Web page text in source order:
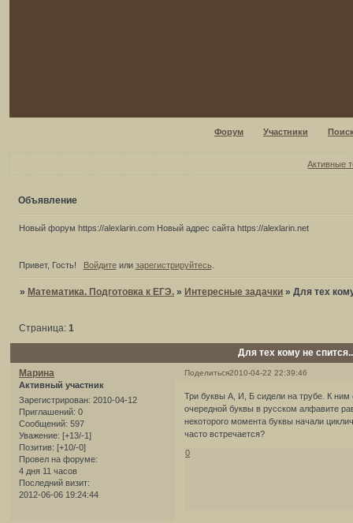
Форум Участники
Активные
Объявление
Новый форум https://alexlarin.com Новый адрес сайта https://alexlarin.net
Привет, Гость! Войдитеили зарегистрируйтесь.
»Математика. Подготовка к ЕГЭ. »Интересные задачки »Для тех
Для тех кому не
Страница: 1
Поделиться2010-04-22 22:39:46
Марина
Активный участник
Зарегистрирован: 2010-04-12
Приглашений: 0
Сообщений: 597
Уважение: [+13/-1]
Позитив: [+10/-0]
Провел на форуме:
4 дня 11 часов
Последний визит:
2012-06-06 19:24:44
Три буквы А, И, Б сидели на трубе. К ним
очередной буквы в русском алфавите
некоторого момента буквы начали
часто встречается?
0